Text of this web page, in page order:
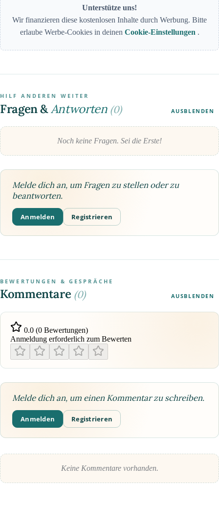
Unterstütze uns!
Wir finanzieren diese kostenlosen Inhalte durch Werbung. Bitte
erlaube Werbe-Cookies in deinen Cookie-Einstellungen .
HILF ANDEREN WEITER
Fragen &Antworten (0) AUSBLENDEN
Noch keine Fragen. Sei die Erste!
Melde dich an, um Fragen zu stellen oder zu
beantworten.
Anmelden Registrieren
BEWERTUNGEN & GESPRÄCHE
Kommentare (0) AUSBLENDEN
0.0 (0 Bewertungen)
Anmeldung erforderlich zum Bewerten
Melde dich an, um einen Kommentar zu schreiben.
Anmelden Registrieren
Keine Kommentare vorhanden.